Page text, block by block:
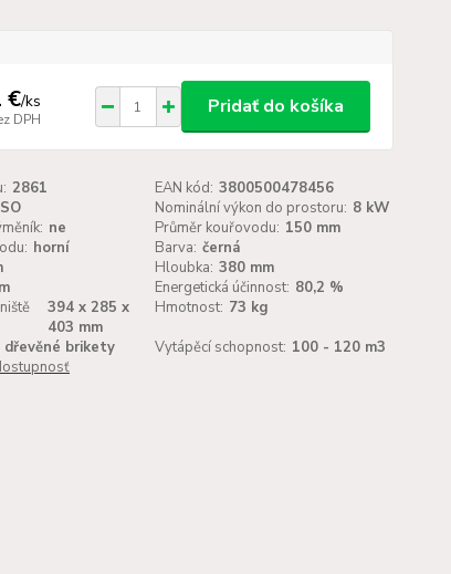
€/ks
DPH
Pridať do košíka
2861 EAN kód: 3800500478456
Nominální výkon do prostoru: 8 kW
ne Průměr kouřovodu: 150 mm
horní Barva: černá
Hloubka: 380 mm
Energetická účinnost: 80,2 %
394 x 285 x
403 mm
Hmotnost: 73 kg
dřevěné brikety Vytápěcí schopnost: 100 - 120 m3